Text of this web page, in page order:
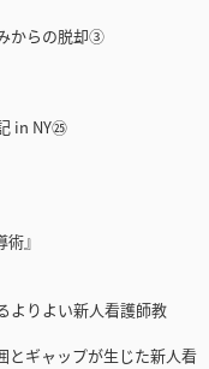
からの脱却③
in NY㉕
』
よりよい新人看護師教
とギャップが生じた新人看